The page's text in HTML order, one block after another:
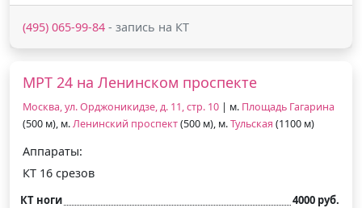
(495) 065-99-84 - запись на КТ
МРТ 24 на Ленинском проспекте
Москва, ул. Орджоникидзе, д. 11, стр. 10 | м. Площадь Гагарина
(500 м), м.Ленинский проспект(500 м), м.Тульская (1100 м)
Аппараты:
КТ 16 срезов
КТ ноги 4000 руб.